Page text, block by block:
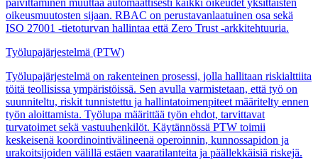
päivittäminen muuttaa automaattisesti kaikki oikeudet yksittäisten
oikeusmuutosten sijaan. RBAC on perustavanlaatuinen osa sekä
ISO 27001 -tietoturvan hallintaa että Zero Trust -arkkitehtuuria.
Työlupajärjestelmä (PTW)
Työlupajärjestelmä on rakenteinen prosessi, jolla hallitaan riskialttiita
töitä teollisissa ympäristöissä. Sen avulla varmistetaan, että työ on
suunniteltu, riskit tunnistettu ja hallintatoimenpiteet määritelty ennen
työn aloittamista. Työlupa määrittää työn ehdot, tarvittavat
turvatoimet sekä vastuuhenkilöt. Käytännössä PTW toimii
keskeisenä koordinointivälineenä operoinnin, kunnossapidon ja
urakoitsijoiden välillä estäen vaaratilanteita ja päällekkäisiä riskejä.